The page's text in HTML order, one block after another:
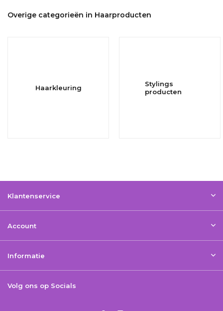
Overige categorieën in Haarproducten
Haarkleuring
Stylings
producten
Klantenservice
Account
Informatie
Volg ons op Socials